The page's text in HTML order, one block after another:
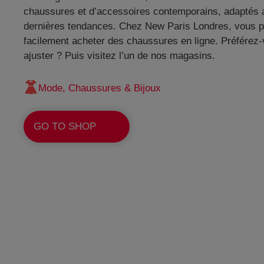
chaussures et d’accessoires contemporains, adaptés
dernières tendances. Chez New Paris Londres, vous
facilement acheter des chaussures en ligne.
ajuster ? Puis visitez l’un de nos magasins.
Mode, Chaussures & Bijoux
GO TO SHOP